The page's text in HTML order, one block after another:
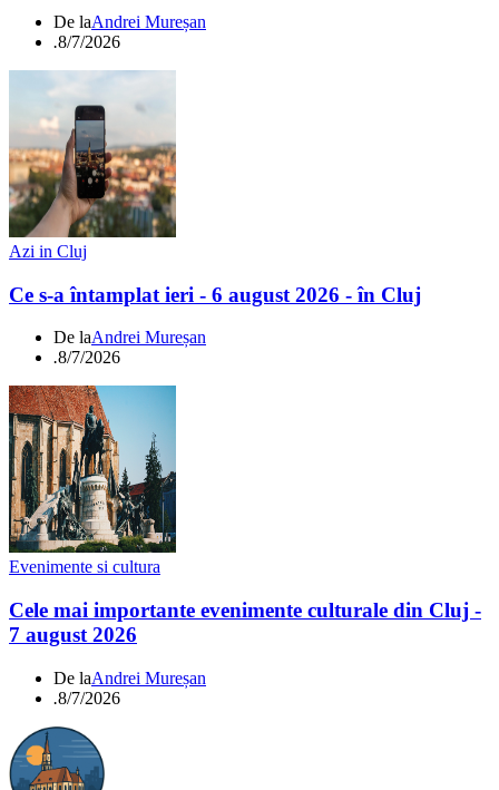
De laAndrei Mureșan
.8/7/2026
Azi in Cluj
Ce s-a întamplat ieri - 6 august 2026 - în Cluj
De laAndrei Mureșan
.8/7/2026
Evenimente si cultura
Cele mai importante evenimente culturale din Cluj -
7 august 2026
De laAndrei Mureșan
.8/7/2026